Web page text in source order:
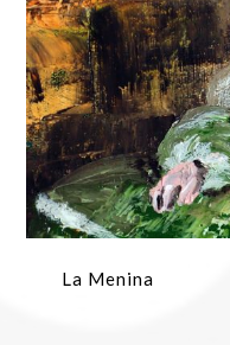
La Menina